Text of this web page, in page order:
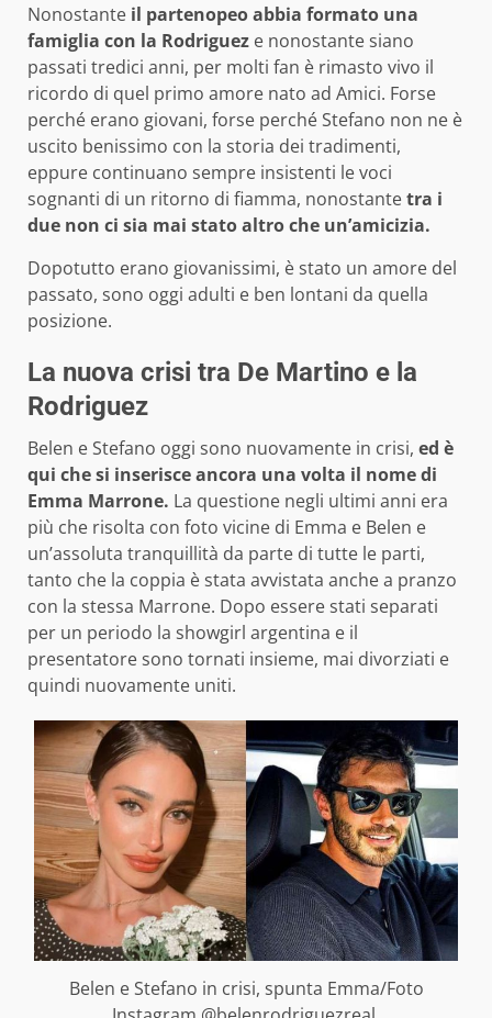
Nonostante il partenopeo abbia formato una
famiglia con la Rodriguez e nonostante siano
passati tredici anni, per molti fan è rimasto vivo il
ricordo di quel primo amore nato ad Amici. Forse
perché erano giovani, forse perché Stefano non ne è
uscito benissimo con la storia dei tradimenti,
eppure continuano sempre insistenti le voci
sognanti di un ritorno di fiamma, nonostantetra i
due non ci sia mai stato altro che un’amicizia.
Dopotutto erano giovanissimi, è stato un amore del
passato, sono oggi adulti e ben lontani da quella
posizione.
La nuova crisi tra De Martino e la
Rodriguez
Belen e Stefano oggi sono nuovamente in crisi, ed è
qui che si inserisce ancora una volta il nome di
Emma Marrone. La questione negli ultimi anni era
più che risolta con foto vicine di Emma e Belen e
un’assoluta tranquillità da parte di tutte le parti,
tanto che la coppia è stata avvistata anche a pranzo
con la stessa Marrone. Dopo essere stati separati
per un periodo la showgirl argentina e il
presentatore sono tornati insieme, mai divorziati e
quindi nuovamente uniti.
Belen e Stefano in crisi, spunta Emma/Foto